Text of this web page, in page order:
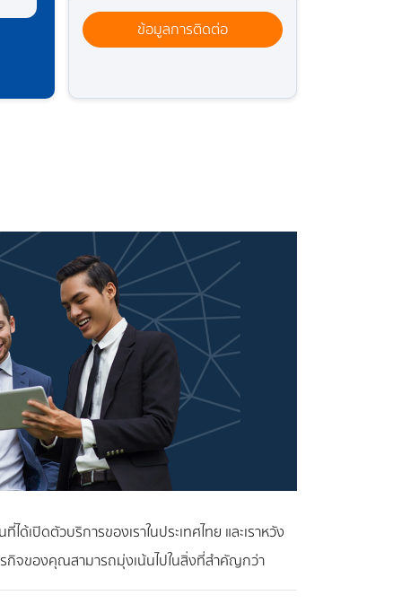
ข้อมูลการติดต่อ
ด้เปิดตัวบริการของเราในประเทศไทย และเราหวัง
รกิจของคุณสามารถมุ่งเน้นไปในสิ่งที่สำคัญกว่า